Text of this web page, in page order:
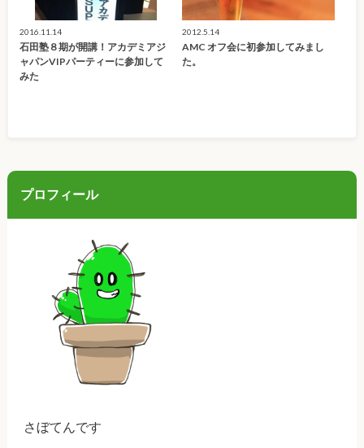
2016.11.14
石田塾８期が開講！アカデミアジ
ャパンVIPパーティーに参加して
みた
2012.5.14
AMC オフ会に初参加してみまし
た。
プロフィール
さぼてんです